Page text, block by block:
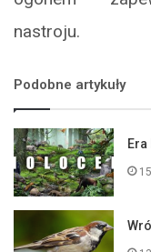
nastroju.
Podobne artykuły